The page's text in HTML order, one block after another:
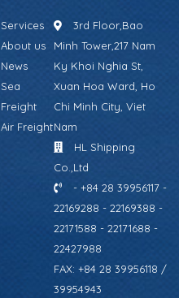
Services
About us
News
Sea
Freight
Air Freight
3rd Floor,Bao
Minh Tower,217 Nam
Ky Khoi Nghia St,
Xuan Hoa Ward, Ho
Chi Minh City, Viet
Nam
HL Shipping
Co.,Ltd
- +84 28 39956117 -
22169288 - 22169388 -
22171588 - 22171688 -
22427988
FAX: +84 28 39956118 /
39954943